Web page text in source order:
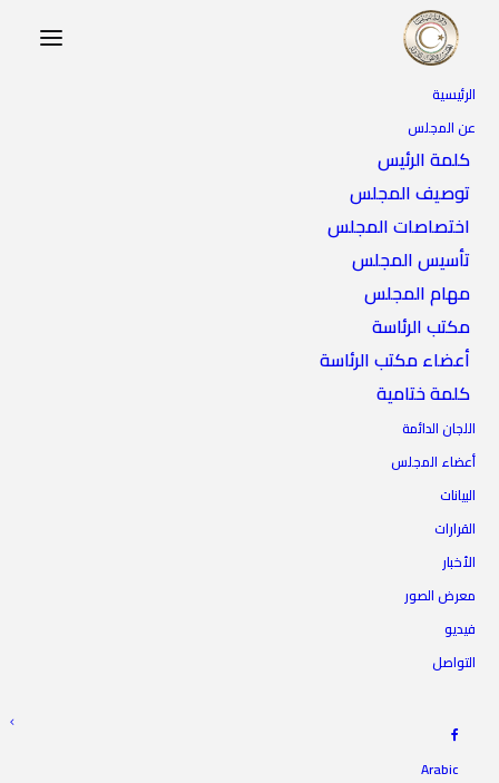
الرئيسية
عن المجلس
كلمة الرئيس
توصيف المجلس
اختصاصات المجلس
تأسيس المجلس
مهام المجلس
مكتب الرئاسة
أعضاء مكتب الرئاسة
كلمة ختامية
اللجان الدائمة
أعضاء المجلس
البيانات
القرارات
الأخبار
معرض الصور
فيديو
التواصل
Arabic
رئيس المجلس يلتقي سفير